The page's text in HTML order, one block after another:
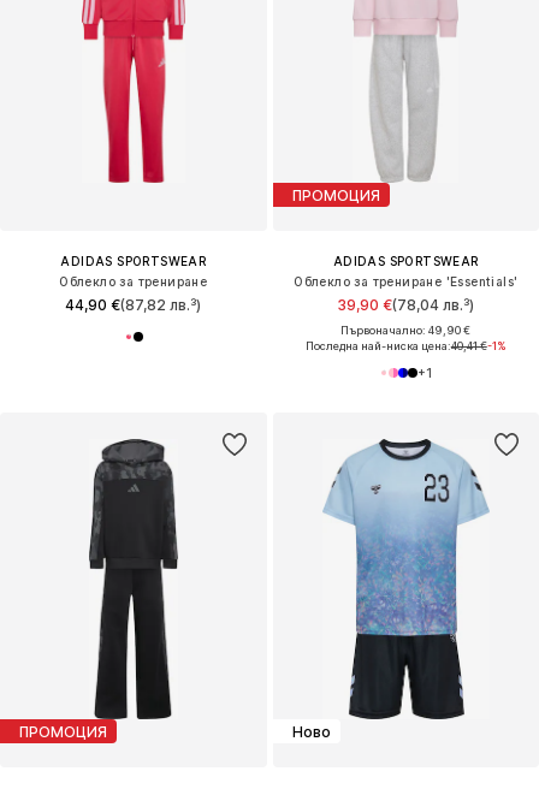
ADIDAS SPORTSWEAR
Облекло за трениране
44,90 €(87,82 лв.³)
ПРОМОЦИЯ
ADIDAS SPORTSWEAR
Облекло за трениране 'Essentials'
39,90 €(78,04 лв.³)
Първоначално: 49,90 €
Последна най-ниска цена:40,41 €-1%
+1
ПРОМОЦИЯ Ново